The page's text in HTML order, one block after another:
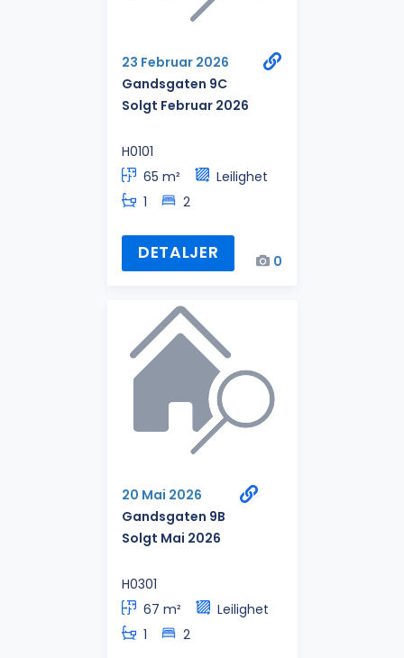
23 Februar 2026
Gandsgaten 9C
Solgt Februar 2026
H0101
65 m²
Leilighet
1
2
DETALJER 0
20 Mai 2026
Gandsgaten 9B
Solgt Mai 2026
H0301
67 m²
Leilighet
1
2